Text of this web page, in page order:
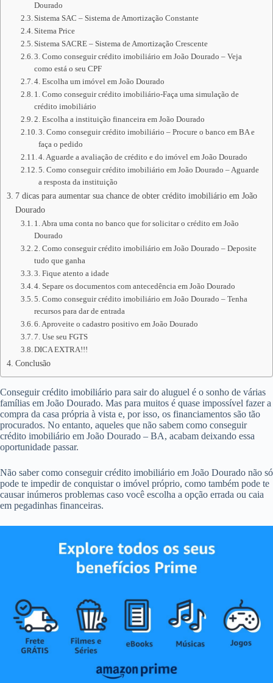
Dourado
Sistema SAC – Sistema de Amortização Constante
Sitema Price
Sistema SACRE – Sistema de Amortização Crescente
3. Como conseguir crédito imobiliário em João Dourado – Veja
como está o seu CPF
4. Escolha um imóvel em João Dourado
1. Como conseguir crédito imobiliário-Faça uma simulação de
crédito imobiliário
2. Escolha a instituição financeira em João Dourado
3. Como conseguir crédito imobiliário – Procure o banco em BA e
faça o pedido
4. Aguarde a avaliação de crédito e do imóvel em João Dourado
5. Como conseguir crédito imobiliário em João Dourado – Aguarde
a resposta da instituição
7 dicas para aumentar sua chance de obter crédito imobiliário em João
Dourado
1. Abra uma conta no banco que for solicitar o crédito em João
Dourado
2. Como conseguir crédito imobiliário em João Dourado – Deposite
tudo que ganha
3. Fique atento a idade
4. Separe os documentos com antecedência em João Dourado
5. Como conseguir crédito imobiliário em João Dourado – Tenha
recursos para dar de entrada
6. Aproveite o cadastro positivo em João Dourado
7. Use seu FGTS
DICA EXTRA!!!
Conclusão
Conseguir crédito imobiliário para sair do aluguel é o sonho de várias
famílias em João Dourado. Mas para muitos é quase impossível fazer a
compra da casa própria à vista e, por isso, os financiamentos são tão
procurados. No entanto, aqueles que não sabem como conseguir
crédito imobiliário em João Dourado – BA, acabam deixando essa
oportunidade passar.
Não saber como conseguir crédito imobiliário em João Dourado não só
pode te impedir de conquistar o imóvel próprio, como também pode te
causar inúmeros problemas caso você escolha a opção errada ou caia
em pegadinhas financeiras.